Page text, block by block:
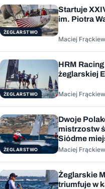
ŻEGLARSTWO
Startuje
im. Piotra
Maciej
ŻEGLARSTWO
HRM
żeglarskiej
Maciej
ŻEGLARSTWO
Dwoje
mistrzostw
Siódme
Maciej
Żeglarskie
triumfuje w